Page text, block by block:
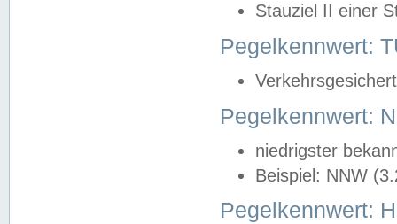
Stauziel II einer
Pegelkennwert:
Pegelkennwert:
niedrigster
Beispiel: NNW
Pegelkennwert: